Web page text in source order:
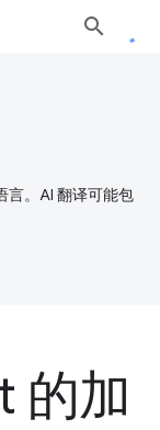
言。AI 翻译可能包
的加